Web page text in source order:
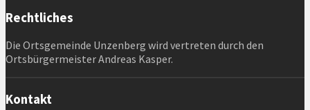
Rechtliches
Die Ortsgemeinde Unzenberg wird vertreten durch den
Ortsbürgermeister Andreas Kasper.
Kontakt